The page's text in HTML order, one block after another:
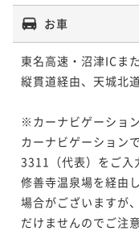
お車
東名高速・沼津ICま
縦貫道経由、天城北
※カーナビゲーショ
カーナビゲーション
3311（代表）をご入
修善寺温泉場を経由
場合がございますが
だけませんのでご注